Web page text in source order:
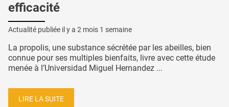
efficacité
Actualité publiée il y a 2 mois 1 semaine
La propolis, une substance sécrétée par les abeilles, bien
connue pour ses multiples bienfaits, livre avec cette étude
menée à l’Universidad Miguel Hernandez ...
LIRE LA SUITE